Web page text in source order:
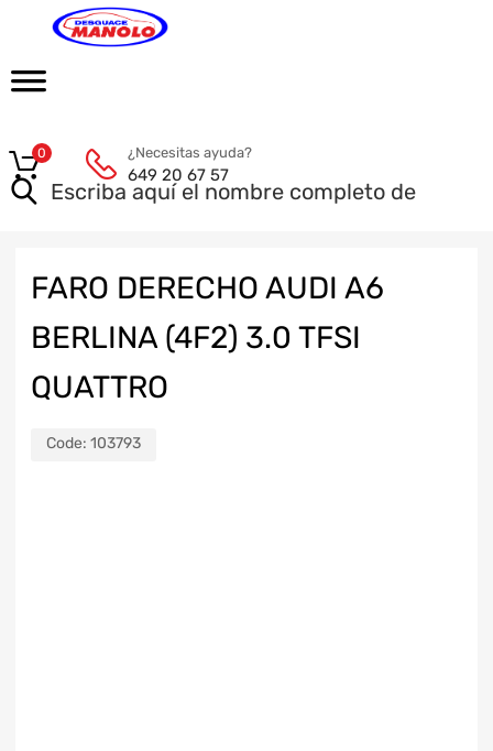
¿Necesitas ayuda?
649 20 67 57
0
FARO DERECHO AUDI A6
BERLINA (4F2) 3.0 TFSI
QUATTRO
Code: 103793